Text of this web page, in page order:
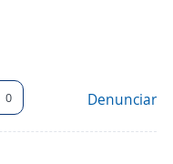
0 Denunciar